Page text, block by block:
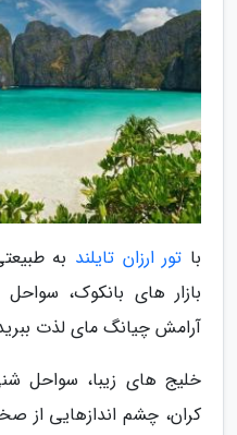
با تور ارزان تایلند به
بازار های بانکوک، سواحل
آرامش چیانگ مای لذت
خلیج های زیبا، سواحل
کران، چشم اندازهایی از